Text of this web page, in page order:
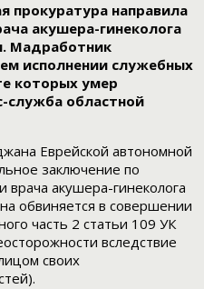
прокуратура направила
акушера-гинеколога
Мадработник
исполнении служебных
которых умер
служба областной
Еврейской автономной
заключение по
акушера-гинеколога
обвиняется в совершении
часть 2 статьи 109 УК
вследствие
своих